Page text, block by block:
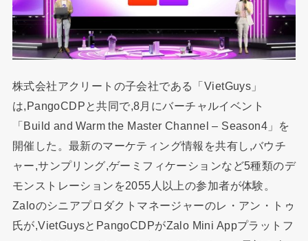
株式会社アクリートの子会社である「VietGuys」
は,PangoCDPと共同で,8月にバーチャルイベント
「Build and Warm the Master Channel – Season4」を
開催した。最新のマーケティング情報を共有し,バウチ
ャー,サンプリング,ゲーミフィケーションなど5種類のデ
モンストレーションを2055人以上の参加者が体験。
Zaloのシニアプロダクトマネージャーのレ・アン・トゥ
氏が,VietGuysとPangoCDPがZalo Mini Appプラットフ